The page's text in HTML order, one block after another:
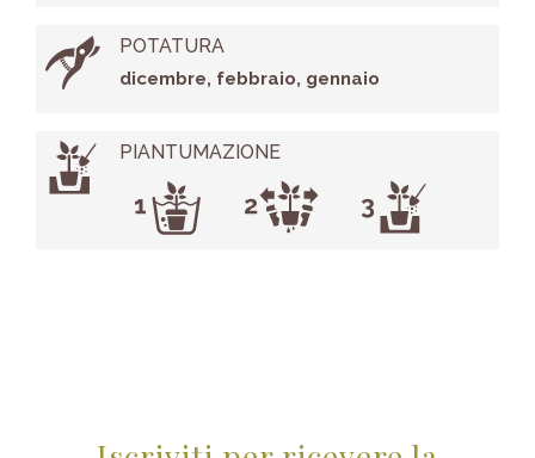
POTATURA
dicembre, febbraio, gennaio
PIANTUMAZIONE